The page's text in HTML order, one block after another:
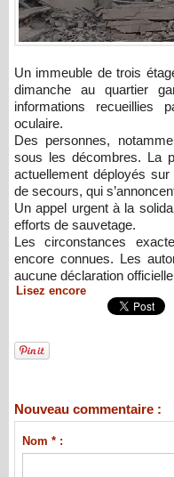
Un immeuble de trois étages en construction s’est effondré ce
dimanche au quartier
informations recueillies
oculaire.
Des personnes,
sous les décombres. La
actuellement déployés
de secours, qui
Un appel urgent à la
efforts de sauvetage.
Les circonstances
encore connues. Les
aucune déclaration
Lisez encore
Nouveau commentaire :
Nom * :